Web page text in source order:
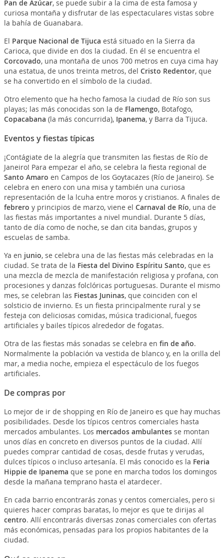
Pan de Azúcar, se puede subir a la cima de esta famosa y
curiosa montaña y disfrutar de las espectaculares vistas sobre
la bahía de Guanabara.
El Parque Nacional de Tijuca está situado en la Sierra da
Carioca, que divide en dos la ciudad. En él se encuentra el
Corcovado, una montaña de unos 700 metros en cuya cima hay
una estatua, de unos treinta metros, del Cristo Redentor, que
se ha convertido en el símbolo de la ciudad.
Otro elemento que ha hecho famosa la ciudad de Río son sus
playas; las más conocidas son la de Flamengo, Botafogo,
Copacabana (la más concurrida),Ipanema, y Barra da Tijuca.
Eventos y fiestas típicas
¡Contágiate de la alegría que transmiten las fiestas de Río de
Janeiro! Para empezar el año, se celebra la fiesta regional de
Santo Amaro en Campos de los Goytacazes (Río de Janeiro). Se
celebra en enero con una misa y también una curiosa
representación de la lcuha entre moros y cristianos. A finales de
febrero y principios de marzo, viene el Carnaval de Río, una de
las fiestas más importantes a nivel mundial. Durante 5 días,
tanto de día como de noche, se dan cita bandas, grupos y
escuelas de samba.
Ya en junio, se celebra una de las fiestas más celebradas en la
ciudad. Se trata de la Fiesta del Divino Espíritu Santo, que es
una mezcla de mezcla de manifestación religiosa y profana, con
procesiones y danzas folclóricas portuguesas. Durante el mismo
mes, se celebran las Fiestas Juninas, que coinciden con el
solsticio de invierno. Es un fiesta principalmente rural y se
festeja con deliciosas comidas, música tradicional, fuegos
artificiales y bailes típicos alrededor de fogatas.
Otra de las fiestas más sonadas se celebra en fin de año.
Normalmente la población va vestida de blanco y, en la orilla del
mar, a media noche, empieza el espectáculo de los fuegos
artificiales.
De compras por
Lo mejor de ir de shopping en Río de Janeiro es que hay muchas
posibilidades. Desde los típicos centros comerciales hasta
mercados ambulantes. Los mercados ambulantesse montan
unos días en concreto en diversos puntos de la ciudad. Allí
puedes comprar cantidad de cosas, desde frutas y verudas,
dulces típicos o incluso artesanía. El más conocido es la Feria
Hippie de Ipanema que se pone en marcha todos los domingos
desde la mañana temprano hasta el atardecer.
En cada barrio encontrarás zonas y centos comerciales, pero si
quieres hacer compras baratas, lo mejor es que te dirijas al
centro. Allí encontrarás diversas zonas comerciales con ofertas
más económicas, pensadas para los propios habitantes de la
ciudad.